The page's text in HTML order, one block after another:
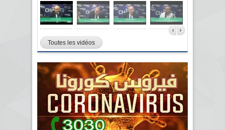
Toutes les vidéos